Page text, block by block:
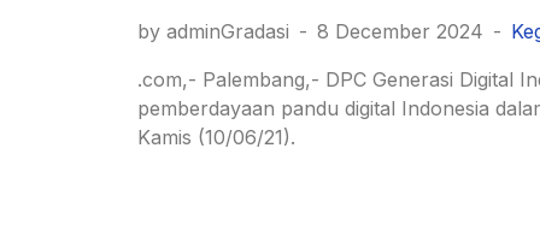
by adminGradasi - 8 December 2024 -
.com,- Palembang,- DPC Generasi Digital
pemberdayaan pandu digital Indonesia
Kamis (10/06/21).